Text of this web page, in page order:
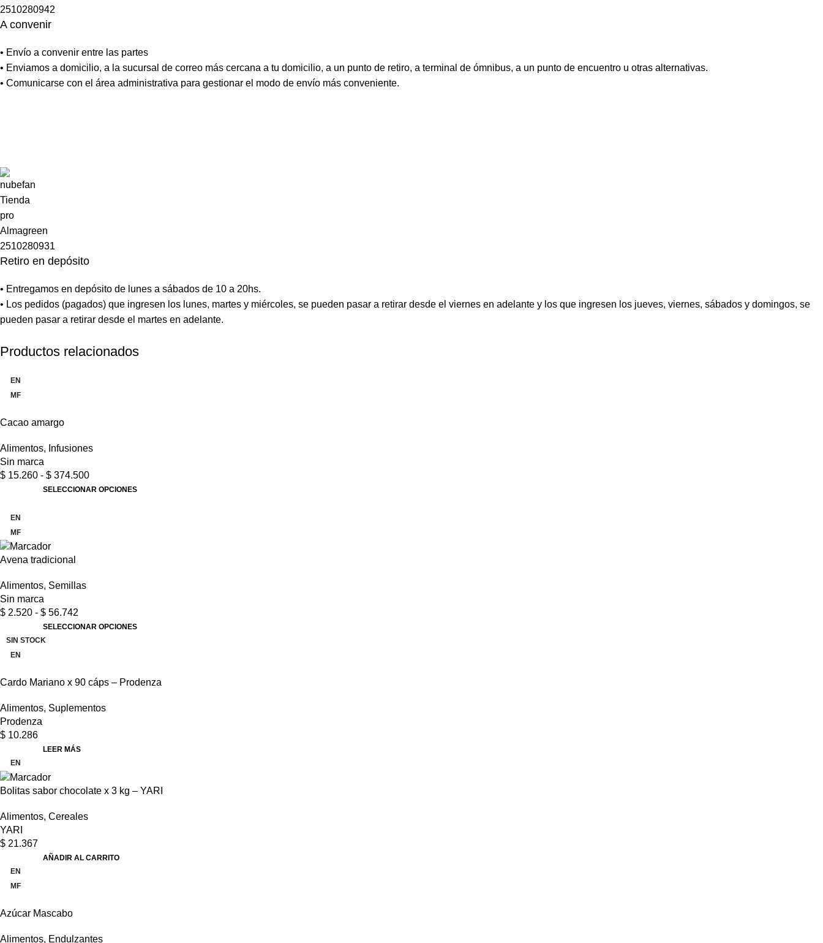
A convenir
• Envío a convenir entre las partes
• Enviamos a domicilio, a la sucursal de correo más cercana a tu domicilio, a un punto de retiro, a terminal de ómnibus, a un punto de encuentro u otras alternativas.
• Comunicarse con el área administrativa para gestionar el modo de envío más conveniente.
Retiro en depósito
• Entregamos en depósito de lunes a sábados de 10 a 20hs.
• Los pedidos (pagados) que ingresen los lunes, martes y miércoles, se pueden pasar a retirar desde el viernes en adelante y los que ingresen los jueves, viernes, sábados y domingos, se
pueden pasar a retirar desde el martes en adelante.
Productos relacionados
EN
MF
Cacao amargo
Alimentos, Infusiones
Sin marca
$ 15.260 - $ 374.500
SELECCIONAR OPCIONES
EN
MF
Avena tradicional
Alimentos, Semillas
Sin marca
$ 2.520 - $ 56.742
SELECCIONAR OPCIONES
SIN STOCK
EN
Cardo Mariano x 90 cáps – Prodenza
Alimentos, Suplementos
Prodenza
$ 10.286
LEER MÁS
EN
Bolitas sabor chocolate x 3 kg – YARI
Alimentos, Cereales
YARI
$ 21.367
AÑADIR AL CARRITO
EN
MF
Azúcar Mascabo
Alimentos, Endulzantes